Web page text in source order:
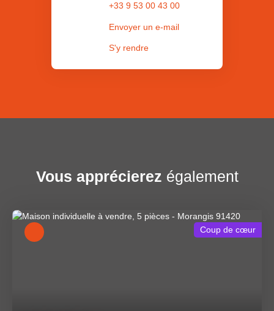
+33 9 53 00 43 00
Envoyer un e-mail
S'y rendre
Vous apprécierez également
Coup de cœur